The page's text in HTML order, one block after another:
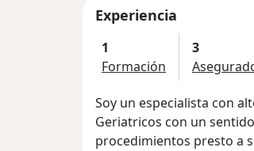
Experiencia
1
Formación
3
Soy un especialista con
Geriatricos con un
procedimientos presto a